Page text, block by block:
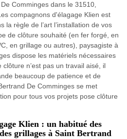
Comminges dans le 31510,
compagnons d'élagage Klien est
la règle de l’art l’installation de vos
de clôture souhaité (en fer forgé, en
en grillage ou autres), paysagiste à
dispose les matériels nécessaires
n’est pas un travail aisé, il
beaucoup de patience et de
De Comminges se met
pour tous vos projets pose clôture
Klien : un habitué des
grillages à Saint Bertrand